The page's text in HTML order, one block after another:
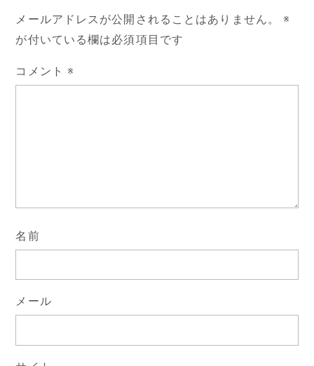
メールアドレスが公開されることはありません。
※
が付いている欄は必須項目です
コメント※
名前
メール